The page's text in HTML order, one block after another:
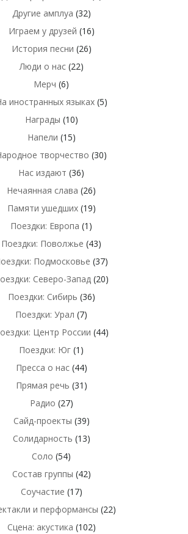
Другие амплуа (32)
Играем у друзей (16)
История песни (26)
Люди о нас(22)
Мерч (6)
иностранных языках(5)
Награды (10)
Напели (15)
творчество (30)
Нас издают (36)
Нечаянная слава (26)
Памяти ушедших(19)
Поездки: Европа (1)
Поездки: Поволжье (43)
Подмосковье (37)
Северо-Запад (20)
Поездки: Сибирь (36)
Поездки: Урал (7)
Центр России (44)
Поездки: Юг (1)
Пресса о нас(44)
Прямая речь (31)
Радио (27)
Сайд-проекты (39)
Солидарность (13)
Соло (54)
Состав группы (42)
Соучастие (17)
и перформансы (22)
Сцена: акустика (102)